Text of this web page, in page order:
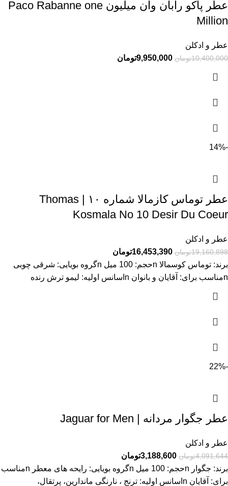
عطر پاکو رابان وان میلیون Paco Rabanne one
Million
عطر و ادکلن
10,400,000تومان 9,950,000تومان
-14%
عطر توماس کازمالا شماره ۱۰ | Thomas
Kosmala No 10 Desir Du Coeur
عطر و ادکلن
19,160,898تومان 16,453,390تومان
برند: توماس کوسمالا nحجم: 100 میل nگروه بویایی: شرقی چوبی
nمناسب برای: آقایان و بانوان nاسانس اولیه: لیمو ترش رنده
-22%
عطر جگوار مردانه | Jaguar for Men
عطر و ادکلن
4,091,644تومان 3,188,600تومان
برند: جگوار nحجم: 100 میل nگروه بویایی: رایحه های معطر nمناسب
برای: آقایان nاسانس اولیه: ترنج ، نارنگی ماندارین، پرتقال،